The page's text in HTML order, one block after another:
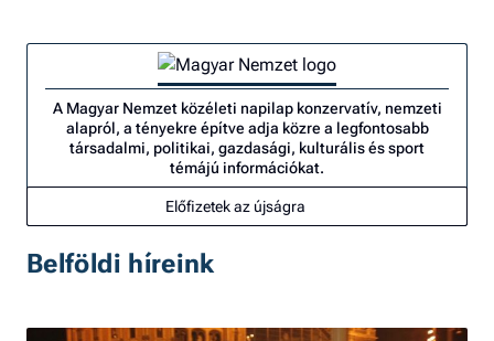
A Magyar Nemzet közéleti napilap konzervatív, nemzeti
alapról, a tényekre építve adja közre a legfontosabb
társadalmi, politikai, gazdasági, kulturális és sport
témájú információkat.
Előfizetek az újságra
Belföldi híreink